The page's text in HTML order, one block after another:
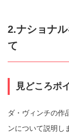
2.ナショナ
て
見どころポ
ダ・ヴィンチの作
ンについて説明し